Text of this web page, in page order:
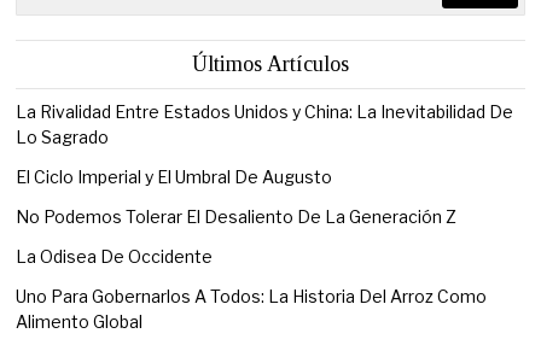
Últimos Artículos
La Rivalidad Entre Estados Unidos y China: La Inevitabilidad De
Lo Sagrado
El Ciclo Imperial y El Umbral De Augusto
No Podemos Tolerar El Desaliento De La Generación Z
La Odisea De Occidente
Uno Para Gobernarlos A Todos: La Historia Del Arroz Como
Alimento Global